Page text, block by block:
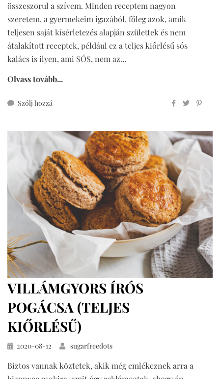
összeszorul a szívem. Minden receptem nagyon
szeretem, a gyermekeim igazából, főleg azok, amik
teljesen saját kísérletezés alapján születtek és nem
átalakított receptek, például ez a teljes kiőrlésű sós
kalács is ilyen, ami SÓS, nem az…
Olvass tovább...
Szólj hozzá
sós
kalács
fonási
segédlettel
VILLÁMGYORS ÍRÓS
POGÁCSA (TELJES
KIŐRLÉSŰ)
Közzétéve
2020-08-12 sugarfreedots
Biztos vannak köztetek, akik még emlékeznek arra a